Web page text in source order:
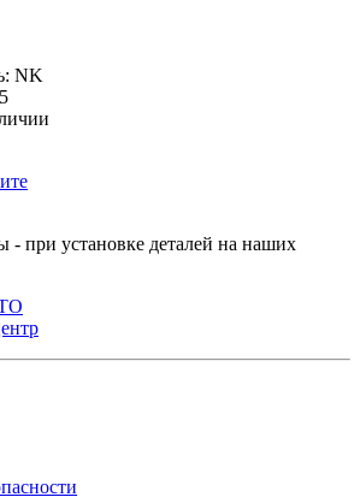
NK
- при установке деталей на наших